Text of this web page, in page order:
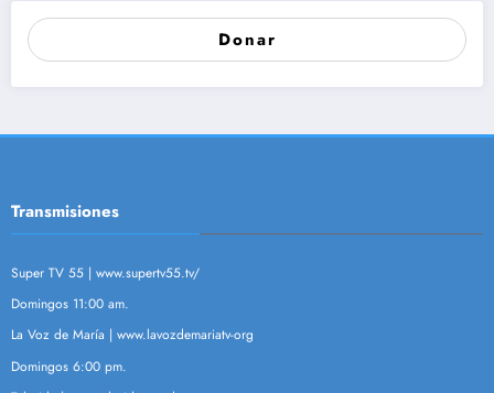
Donar
Transmisiones
Super TV 55 | www.supertv55.tv/
Domingos 11:00 am.
La Voz de María | www.lavozdemariatv-org
Domingos 6:00 pm.